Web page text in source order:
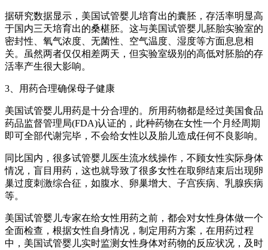
据研究数据显示，美国试管婴儿培育出的囊胚，存活率明显高
于国内三天培育出的桑椹胚。这与美国试管婴儿胚胎实验室的
密封性、氧气浓度、无菌性、空气温度、湿度等方面息息相
关。虽然两者仅仅相差两天，但实验室级别的高低对胚胎的存
活率产生很大影响。
3、用药合理确保母子健康
美国试管婴儿用药是十分合理的。所用药物都是经过美国食品
药品监督管理局(FDA)认证的，此种药物在女性一个月经周期
即可全部代谢完毕，不会给女性以及胎儿造成任何不良影响。
同比国内，很多试管婴儿医生流水线操作，不顾女性实际身体
情况，盲目用药，这也就导致了很多女性在取卵结束后出现卵
巢过度刺激综合征，如腹水、卵巢增大、子宫疾病、乳腺疾病
等。
美国试管婴儿专家在给女性用药之前，都会对女性身体做一个
全面检查，根据女性自身情况，制定用药方案，在用药过程
中，美国试管婴儿实时监测女性身体对药物的反应状况，及时